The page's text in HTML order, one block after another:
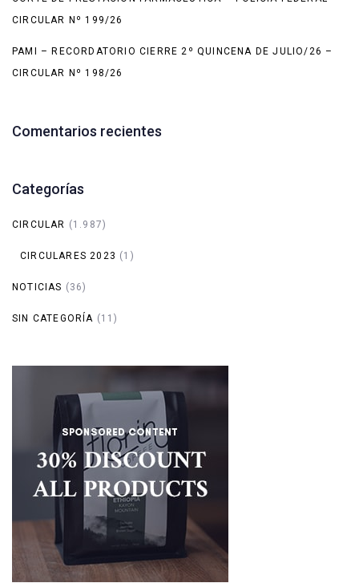
CIRCULAR Nº 199/26
PAMI – RECORDATORIO CIERRE 2º QUINCENA DE JULIO/26 –
CIRCULAR Nº 198/26
Comentarios recientes
Categorías
CIRCULAR (1.987)
CIRCULARES 2023 (1)
NOTICIAS (36)
SIN CATEGORÍA (11)